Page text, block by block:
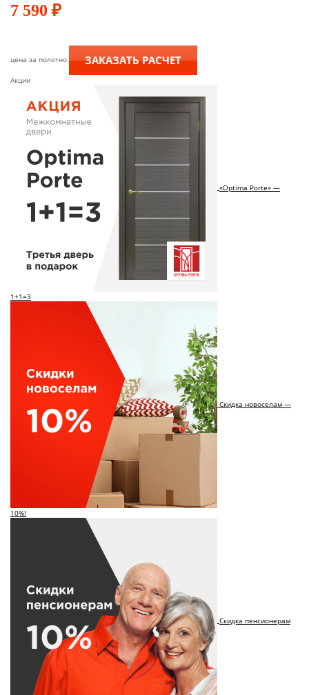
7 590 ₽
цена за полотно ЗАКАЗАТЬ РАСЧЕТ
Акции
«Optima Porte» —
1+1=3
Скидка новоселам —
10%!
Скидка пенсионерам